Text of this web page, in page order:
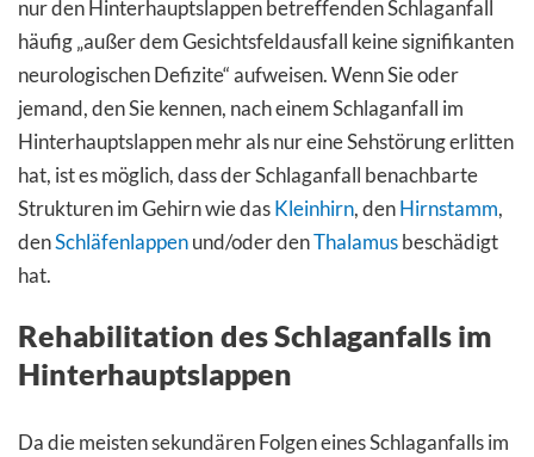
nur den Hinterhauptslappen betreffenden Schlaganfall
häufig „außer dem Gesichtsfeldausfall keine signifikanten
neurologischen Defizite“ aufweisen. Wenn Sie oder
jemand, den Sie kennen, nach einem Schlaganfall im
Hinterhauptslappen mehr als nur eine Sehstörung erlitten
hat, ist es möglich, dass der Schlaganfall benachbarte
Strukturen im Gehirn wie dasKleinhirn, denHirnstamm,
denSchläfenlappenund/oder denThalamusbeschädigt
hat.
Rehabilitation des Schlaganfalls im
Hinterhauptslappen
Da die meisten sekundären Folgen eines Schlaganfalls im